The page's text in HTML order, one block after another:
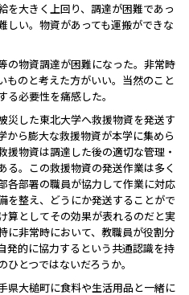
を大きく上回り、調達が困難であっ
しい。物資があっても運搬ができな
の物資調達が困難になった。非常時
ものと考えた方がいい。当然のこと
る必要性を痛感した。
した東北大学へ救援物資を発送す
から膨大な救援物資が本学に集めら
援物資は調達した後の適切な管理・
る。この救援物資の発送作業は多く
各部署の職員が協力して作業に対応
を整え、どうにか発送することがで
算としてその効果が表れるのだと実
に非常時において、教職員が役割分
発的に協力するという共通認識を持
とつではないだろうか。
県大槌町に食料や生活用品と一緒に